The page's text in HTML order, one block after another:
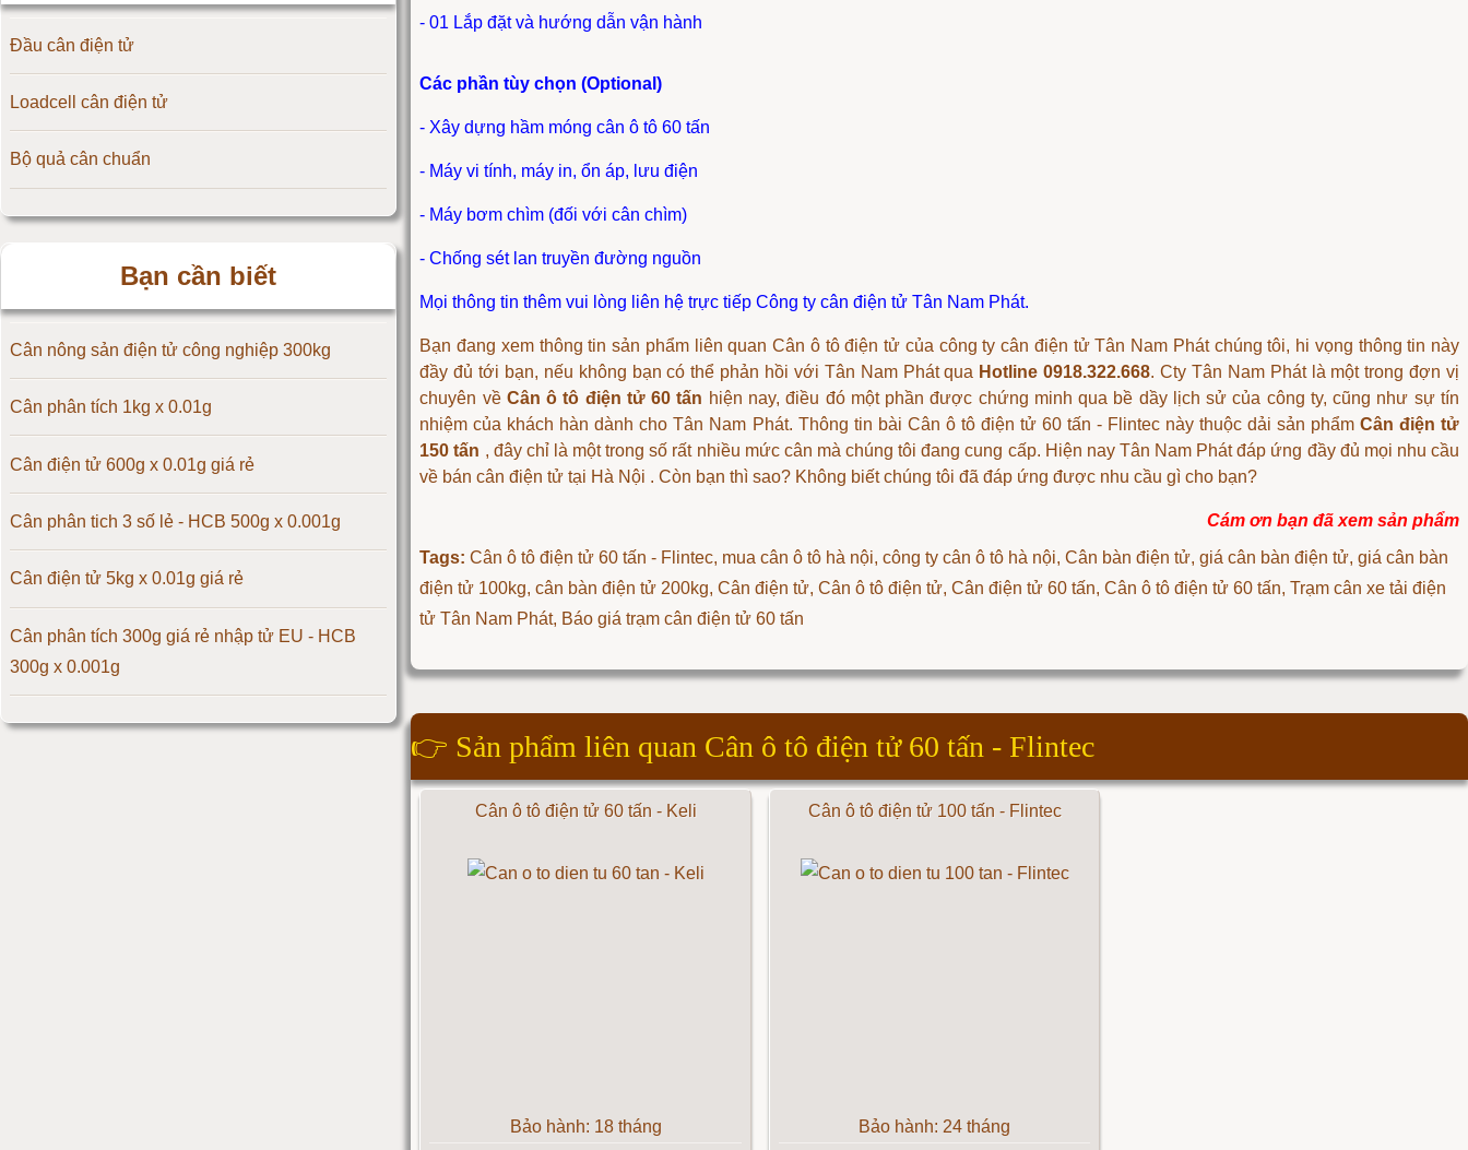
- 01 Lắp đặt và hướng dẫn vận hành
Các phần tùy chọn (Optional)
- Xây dựng hầm móng cân ô tô 60 tấn
- Máy vi tính, máy in, ổn áp, lưu điện
- Máy bơm chìm (đối với cân chìm)
- Chống sét lan truyền đường nguồn
Mọi thông tin thêm vui lòng liên hệ trực tiếpCông ty cân điện tử Tân Nam Phát.
Bạn đang xem thông tin sản phẩm liên quanCân ô tô điện tử của công ty cân điện tử Tân Nam Phát chúng tôi, hi vọng thông tin này
đầy đủ tới bạn, nếu không bạn có thể phản hồi với Tân Nam Phát qua Hotline 0918.322.668. Cty Tân Nam Phát là một trong đợn vị
chuyên về Cân ô tô điện tử 60 tấn hiện nay, điều đó một phần được chứng minh qua bề dầy lịch sử của công ty, cũng như sự tín
nhiệm của khách hàn dành cho Tân Nam Phát. Thông tin bài Cân ô tô điện tử 60 tấn - Flintec này thuộc dải sản phẩm Cân điện tử
150 tấn , đây chỉ là một trong số rất nhiều mức cân mà chúng tôi đang cung cấp. Hiện nay Tân Nam Phát đáp ứng đầy đủ mọi nhu cầu
về bán cân điện tử tại Hà Nội . Còn bạn thì sao? Không biết chúng tôi đã đáp ứng được nhu cầu gì cho bạn?
Cám ơn bạn đã xem sản phẩm
Tags: Cân ô tô điện tử 60 tấn - Flintec, mua cân ô tô hà nội, công ty cân ô tô hà nội, Cân bàn điện tử, giá cân bàn điện tử, giá cân bàn
điện tử 100kg, cân bàn điện tử 200kg, Cân điện tử, Cân ô tô điện tử, Cân điện tử 60 tấn, Cân ô tô điện tử 60 tấn, Trạm cân xe tải điện
tử Tân Nam Phát, Báo giá trạm cân điện tử 60 tấn
👉 Sản phẩm liên quan Cân ô tô điện tử 60 tấn - Flintec
Cân ô tô điện tử 60 tấn - Keli
Bảo hành: 18 tháng
Cân ô tô điện tử 100 tấn - Flintec
Bảo hành: 24 tháng
Cân điện tử 10kg
Cân điện tử 15kg
Cân điện tử 20kg
Cân điện tử 25kg
Cân điện tử 30kg
Cân điện tử 50kg
Cân điện tử 60kg
Cân điện tử 100kg
Cân điện tử 150kg
Cân điện tử 200kg
Cân điện tử 300kg
Cân điện tử 500kg
Đầu cân điện tử
Loadcell cân điện tử
Bộ quả cân chuẩn
Bạn cần biết
Cân nông sản điện tử công nghiệp 300kg
Cân phân tích 1kg x 0.01g
Cân điện tử 600g x 0.01g giá rẻ
Cân phân tich 3 số lẻ - HCB 500g x 0.001g
Cân điện tử 5kg x 0.01g giá rẻ
Cân phân tích 300g giá rẻ nhập tử EU - HCB
300g x 0.001g
Cân điện tử 3 số lẻ giá rẻ - HCCB 300gx0.001g